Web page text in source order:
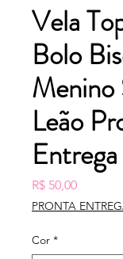
Vela
Bolo
Menino
Leão
Entrega
R$ 50,00Preço
PRONTA
Cor *